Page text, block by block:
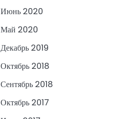
Июнь 2020
Май 2020
Декабрь 2019
Октябрь 2018
Сентябрь 2018
Октябрь 2017